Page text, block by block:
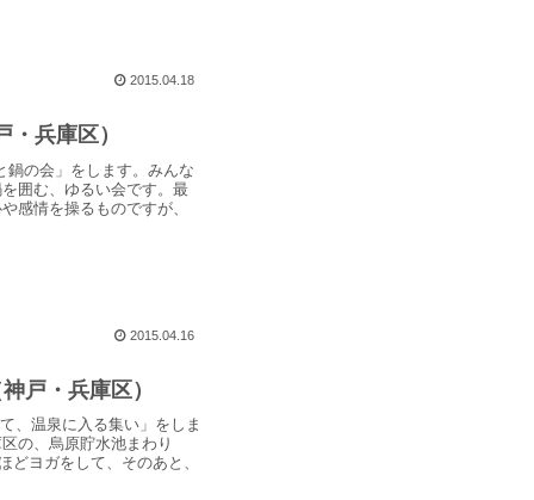
2015.04.18
兵庫区）
鍋の会」をします。みんな
囲む、ゆるい会です。最
感情を操るものですが、
2015.04.16
戸・兵庫区）
、温泉に入る集い」をしま
の、烏原貯水池まわり
どヨガをして、そのあと、